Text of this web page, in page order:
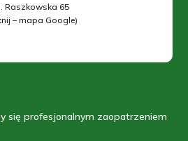
Raszkowska 65
– mapa Google)
się profesjonalnym zaopatrzeniem